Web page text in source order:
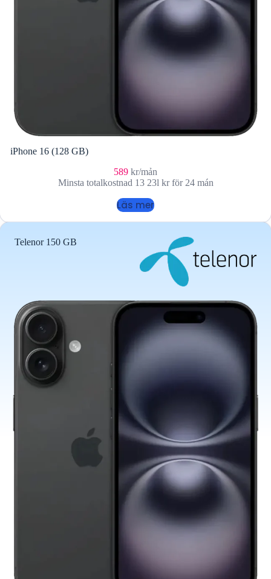
iPhone 16 (128 GB)
589 kr/mản
Minsta totalkostnad 13 23l kr för 24 mán
Läs mer
Telenor 150 GB